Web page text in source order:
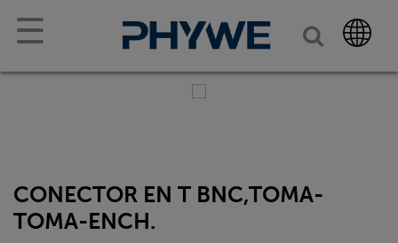
☰
CONECTOR EN T BNC,TOMA-
TOMA-ENCH.